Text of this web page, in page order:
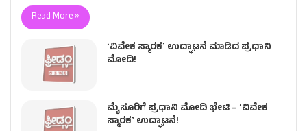
Read More »
ʻವಿವೇಕ ಸ್ಮಾರಕʼ ಉದ್ಘಾಟನೆ ಮಾಡಿದ ಪ್ರಧಾನಿ
ಮೋದಿ!
ಮೈಸೂರಿಗೆ ಪ್ರಧಾನಿ ಮೋದಿ ಭೇಟಿ – ʻವಿವೇಕ
ಸ್ಮಾರಕʼ ಉದ್ಘಾಟನೆ!